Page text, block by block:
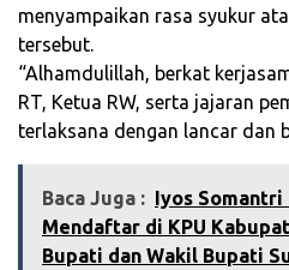
menyampaikan rasa syukur
tersebut.
“Alhamdulillah, berkat
RT, Ketua RW, serta jajaran
terlaksana dengan lancar dan
Baca Juga :
Iyos Somantri
Mendaftar di KPU
Bupati dan Wakil Bupati